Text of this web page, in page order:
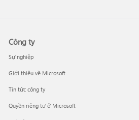
Công ty
Sự nghiệp
Giới thiệu về Microsoft
Tin tức công ty
Quyền riêng tư ở Microsoft